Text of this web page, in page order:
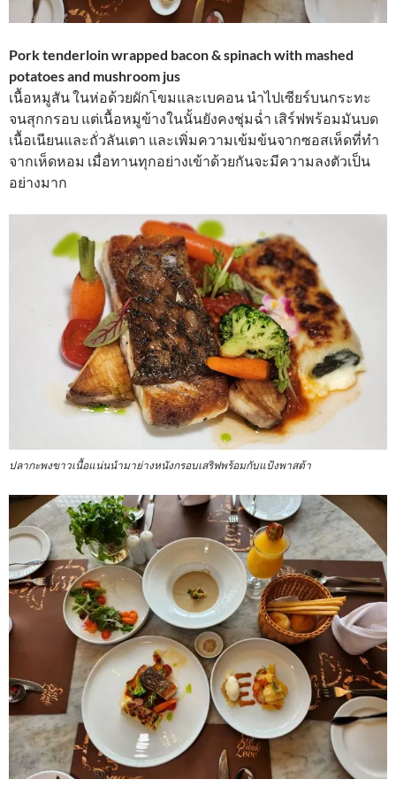
Pork tenderloin wrapped bacon & spinach with mashed
potatoes and mushroom jus
เนื้อหมูสัน ในห่อด้วยผักโขมและเบคอน นำไปเซียร์บนกระทะ
จนสุกกรอบ แต่เนื้อหมูข้างในนั้นยังคงชุ่มฉ่ำ เสิร์ฟพร้อมมันบด
เนื้อเนียนและถั่วลันเตา และเพิ่มความเข้มข้นจากซอสเห็ดที่ทำ
จากเห็ดหอม เมื่อทานทุกอย่างเข้าด้วยกันจะมีความลงตัวเป็น
อย่างมาก
ปลากะพงขาวเนื้อแน่นนำมาย่างหนังกรอบเสริฟพร้อมกับแป้งพาสต้า